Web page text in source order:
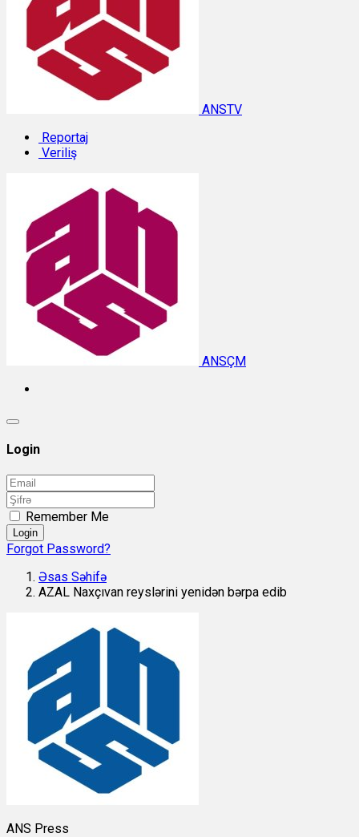
ANSTV
Reportaj
Veriliş
ANSÇM
Login
Remember Me
Login
Forgot Password?
Əsas Səhifə
AZAL Naxçıvan reyslərini yenidən bərpa edib
ANS Press